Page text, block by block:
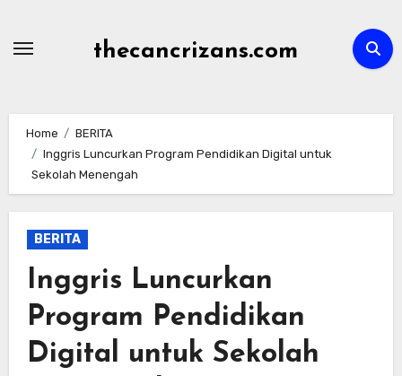
thecancrizans.com
Home
BERITA
Inggris Luncurkan Program Pendidikan Digital untuk
Sekolah Menengah
BERITA
Inggris Luncurkan
Program Pendidikan
Digital untuk Sekolah